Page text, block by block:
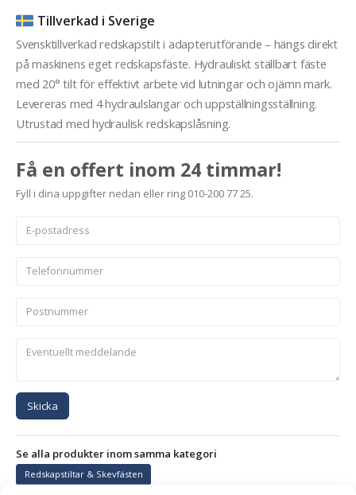
Tillverkad i Sverige
Svensktillverkad redskapstilt i adapterutförande – hängs direkt
på maskinens eget redskapsfäste. Hydrauliskt ställbart fäste
med 20° tilt för effektivt arbete vid lutningar och ojämn mark.
Levereras med 4 hydraulslangar och uppställningsställning.
Utrustad med hydraulisk redskapslåsning.
Få en offert inom 24 timmar!
Fyll i dina uppgifter nedan eller ring 010-200 77 25.
Skicka
Se alla produkter inom samma kategori
Redskapstiltar & Skevfästen